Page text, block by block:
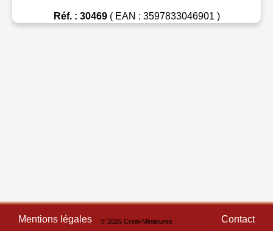
Réf. : 30469( EAN : 3597833046901 )
Mentions légales © 2026 Creal-Miniatures Contact